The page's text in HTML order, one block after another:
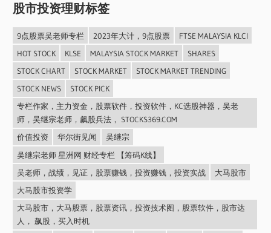
股市投资理财标签
9点股票吴老师专栏 2023年大计，9点股票
FTSE MALAYSIA KLCI
HOT STOCK
KLSE MALAYSIA STOCK MARKET
SHARES
STOCK CHART
STOCK MARKET
STOCK MARKET TRENDING
STOCK NEWS
STOCK PICK
专栏作家，主力资金，股票软件，投资软件，KC选股神器，吴老
师，吴继宗老师，飙股兵法， STOCKS369.COM
价值投资
华尔街见闻
吴继宗
吴继宗老师 星洲网 财经专栏 【筹码K线】
吴老师，战绩，见证，股票赚钱，投资赚钱，投资实战
大马股市
大马股市投资学
大马股市，大马股票，股票资讯，投资技术图，股票软件，股市达
人， 飙股，买入时机